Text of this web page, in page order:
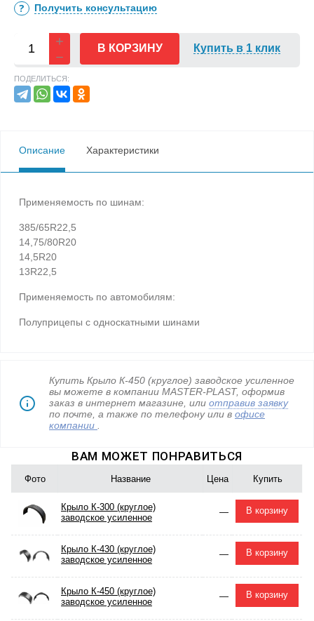
Получить консультацию
В КОРЗИНУ Купить в 1 клик
ПОДЕЛИТЬСЯ:
Описание Характеристики
Применяемость по шинам:
385/65R22,5
14,75/80R20
14,5R20
13R22,5
Применяемость по автомобилям:
Полуприцепы с односкатными шинами
Купить Крыло К-450 (круглое) заводское усиленное
вы можете в компании MASTER-PLAST, оформив
заказ в интернет магазине, или отправив заявку
по почте, а также по телефонуили в офисе
компании
ВАМ МОЖЕТ ПОНРАВИТЬСЯ
Фото Название Цена Купить
Крыло К-300 (круглое)
заводское усиленное
— В корзину
Крыло К-430 (круглое)
заводское усиленное
— В корзину
Крыло К-450 (круглое)
заводское усиленное
— В корзину